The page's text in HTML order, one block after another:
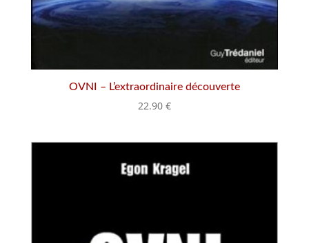
OVNI – L’extraordinaire découverte
22.90 €